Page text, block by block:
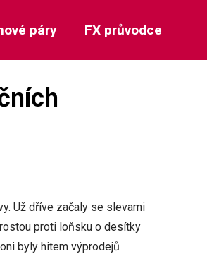
páry FX průvodce
Už dříve začaly se slevami
proti loňsku o desítky
byly hitem výprodejů